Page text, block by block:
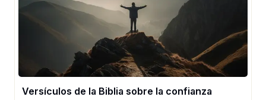
Versículos de la Biblia sobre la confianza